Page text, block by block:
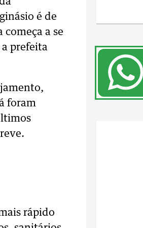
é de
a se
prefeita
foram
rápido